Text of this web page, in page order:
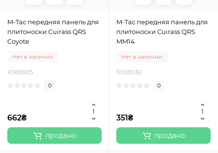
M-Tac передняя панель для
плитоноски Cuirass QRS
Coyote
Нет в наличии
10169005
0
662₴
продано
M-Tac передняя панель для
плитоноски Cuirass QRS
MM14
Нет в наличии
10169030
0
351₴
продано